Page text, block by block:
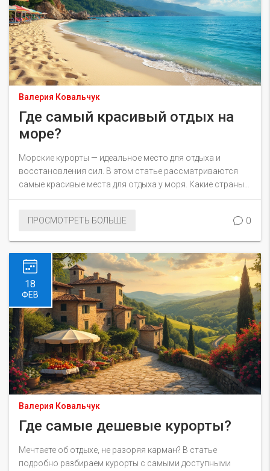
Валерия Ковальчук
Где самый красивый отдых на
море?
Морские курорты — идеальное место для отдыха и
восстановления сил. В этом статье рассматриваются
самые красивые места для отдыха у моря. Какие страны
предлагают лучшие виды и песчаные пляжи? Узнайте, где
неповторимые пейзажи. Здесь вы найдете полезные
ПРОСМОТРЕТЬ БОЛЬШЕ 0
18
ФЕВ
Валерия Ковальчук
Где самые дешевые курорты?
Мечтаете об отдыхе, не разоряя карман? В статье
подробно разбираем курорты с самыми доступными